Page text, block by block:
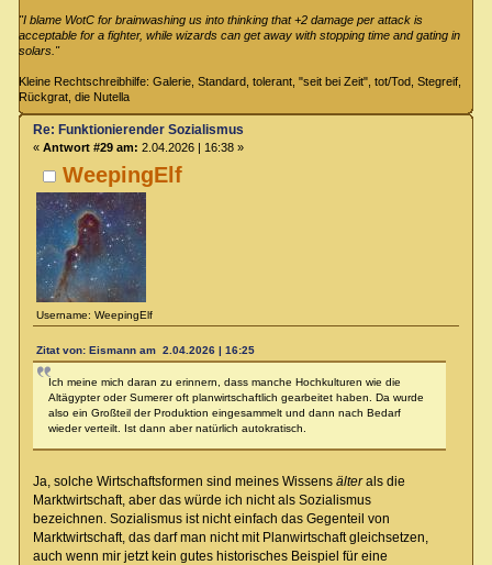
"I blame WotC for brainwashing us into thinking that +2 damage per attack is
acceptable for a fighter, while wizards can get away with stopping time and gating in
solars."
Kleine Rechtschreibhilfe: Galerie, Standard, tolerant, "seit bei Zeit", tot/Tod, Stegreif,
Rückgrat, die Nutella
WeepingElf
Username: WeepingElf
Re: Funktionierender Sozialismus
« Antwort #29 am: 2.04.2026 | 16:38 »
Zitat von: Eismann am 2.04.2026 | 16:25
Ich meine mich daran zu erinnern, dass manche Hochkulturen wie die
Altägypter oder Sumerer oft planwirtschaftlich gearbeitet haben. Da wurde
also ein Großteil der Produktion eingesammelt und dann nach Bedarf
wieder verteilt. Ist dann aber natürlich autokratisch.
Ja, solche Wirtschaftsformen sind meines Wissens älterals die
Marktwirtschaft, aber das würde ich nicht als Sozialismus
bezeichnen. Sozialismus ist nicht einfach das Gegenteil von
Marktwirtschaft, das darf man nicht mit Planwirtschaft gleichsetzen,
auch wenn mir jetzt kein gutes historisches Beispiel für eine